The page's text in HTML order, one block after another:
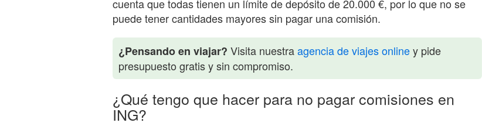
cuenta que todas tienen un límite de depósito de 20.000 €, por lo que no se
puede tener cantidades mayores sin pagar una comisión.
¿Pensando en viajar? Visita nuestraagencia de viajes onliney pide
presupuesto gratis y sin compromiso.
¿Qué tengo que hacer para no pagar comisiones en
ING?